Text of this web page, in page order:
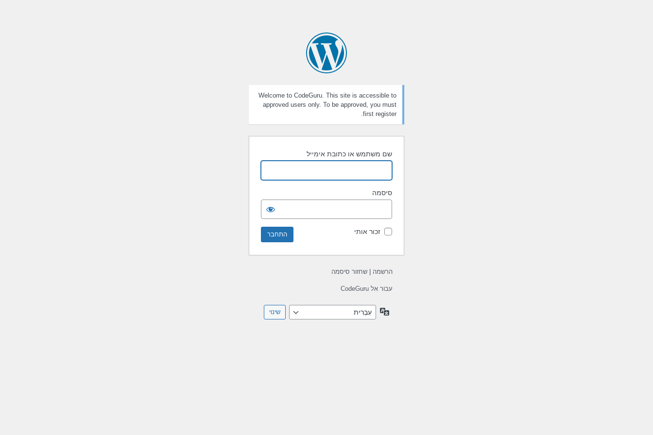
Welcome to CodeGuru. This site is accessible to
approved users only. To be approved, you must
first register.
שם משתמש או כתובת אימייל
סיסמה
זכור אותי
הרשמה שחזור סיסמה
עבור אל CodeGuru
שפה